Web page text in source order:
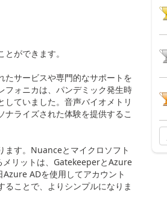
ができます。
たサービスや専門的なサポートを
フォニカは、パンデミック発生時
ていました。音声バイオメトリ
ライズされた体験を提供するこ
ます。Nuanceとマイクロソフト
リットは、GatekeeperとAzure
ADを使用してアカウント
ことで、よりシンプルになりま